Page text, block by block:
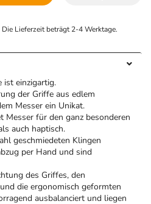
Lieferzeit beträgt 2-4 Werktage.
ist einzigartig.
der Griffe aus edlem
Messer ein Unikat.
Messer für den ganz besonderen
auch haptisch.
geschmiedeten Klingen
per Hand und sind
des Griffes, den
die ergonomisch geformten
ausbalanciert und liegen